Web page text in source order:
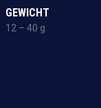
GEWICHT
12 – 40 g